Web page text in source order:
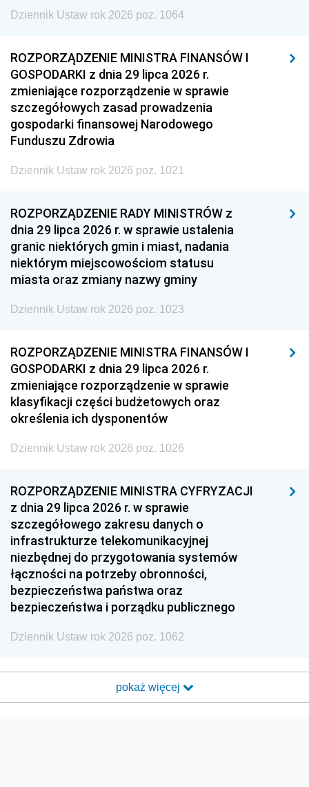
Dziennik Ustaw rok 2026 poz. 1064
ROZPORZĄDZENIE MINISTRA FINANSÓW I
GOSPODARKI z dnia 29 lipca 2026 r.
zmieniające rozporządzenie w sprawie
szczegółowych zasad prowadzenia
gospodarki finansowej Narodowego
Funduszu Zdrowia
Dziennik Ustaw rok 2026 poz. 1021
ROZPORZĄDZENIE RADY MINISTRÓW z
dnia 29 lipca 2026 r. w sprawie ustalenia
granic niektórych gmin i miast, nadania
niektórym miejscowościom statusu
miasta oraz zmiany nazwy gminy
Dziennik Ustaw rok 2026 poz. 1023
ROZPORZĄDZENIE MINISTRA FINANSÓW I
GOSPODARKI z dnia 29 lipca 2026 r.
zmieniające rozporządzenie w sprawie
klasyfikacji części budżetowych oraz
określenia ich dysponentów
Dziennik Ustaw rok 2026 poz. 1026
ROZPORZĄDZENIE MINISTRA CYFRYZACJI
z dnia 29 lipca 2026 r. w sprawie
szczegółowego zakresu danych o
infrastrukturze telekomunikacyjnej
niezbędnej do przygotowania systemów
łączności na potrzeby obronności,
bezpieczeństwa państwa oraz
bezpieczeństwa i porządku publicznego
Dziennik Ustaw rok 2026 poz. 1062
pokaż więcej